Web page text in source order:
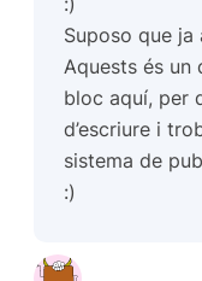
Suposo que ja
Aquests és un
bloc aquí, per
d’escriure i
sistema de
:)